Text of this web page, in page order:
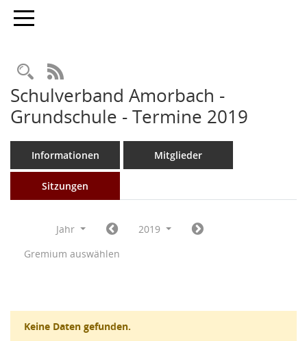
Toggle navigation
Rechercheauswahl
RSS-Feed
Schulverband Amorbach -
Grundschule - Termine 2019
Informationen Mitglieder
Sitzungen
Jahr
2019
Gremium auswählen
Keine Daten gefunden.